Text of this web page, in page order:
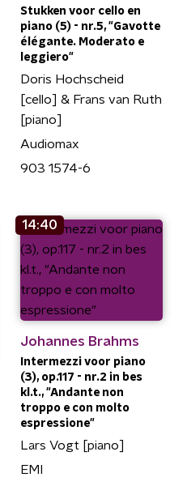
Stukken voor cello en
piano (5) - nr.5, "Gavotte
élégante. Moderato e
leggiero"
Doris Hochscheid
[cello] & Frans van Ruth
[piano]
Audiomax
903 1574-6
14:40
Johannes Brahms
Intermezzi voor piano
(3), op.117 - nr.2 in bes
kl.t., "Andante non
troppo e con molto
espressione"
Lars Vogt [piano]
EMI